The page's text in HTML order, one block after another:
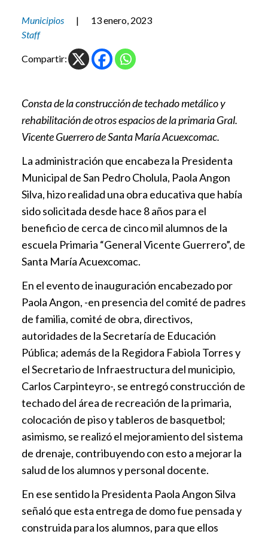
Municipios |
13 enero, 2023
Staff
Compartir:
Consta de la construcción de techado metálico y
rehabilitación de otros espacios de la primaria Gral.
Vicente Guerrero de Santa María Acuexcomac.
La administración que encabeza la Presidenta
Municipal de San Pedro Cholula, Paola Angon
Silva, hizo realidad una obra educativa que había
sido solicitada desde hace 8 años para el
beneficio de cerca de cinco mil alumnos de la
escuela Primaria “General Vicente Guerrero”, de
Santa María Acuexcomac.
En el evento de inauguración encabezado por
Paola Angon, -en presencia del comité de padres
de familia, comité de obra, directivos,
autoridades de la Secretaría de Educación
Pública; además de la Regidora Fabiola Torres y
el Secretario de Infraestructura del municipio,
Carlos Carpinteyro-, se entregó construcción de
techado del área de recreación de la primaria,
colocación de piso y tableros de basquetbol;
asimismo, se realizó el mejoramiento del sistema
de drenaje, contribuyendo con esto a mejorar la
salud de los alumnos y personal docente.
En ese sentido la Presidenta Paola Angon Silva
señaló que esta entrega de domo fue pensada y
construida para los alumnos, para que ellos